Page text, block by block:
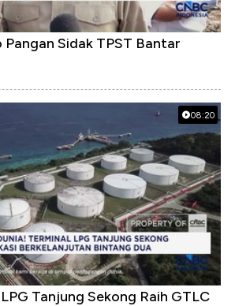
Sidak TPST Bantar
08:20
Tanjung Sekong Raih GTLC